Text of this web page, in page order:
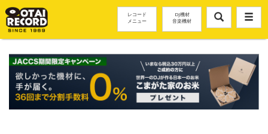
レコード
メニュー
DJ機材
音楽機材